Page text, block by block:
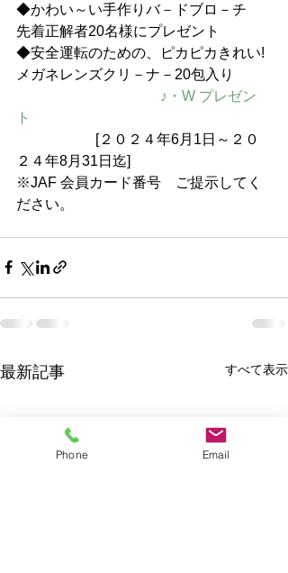
◆かわい～い手作りバ－ドブロ－チ
先着正解者20名様にプレゼント
◆安全運転のための、ピカピカきれい!
メガネレンズクリ－ナ－20包入り
♪・W プレゼン
ト
[２０２４年6月1日～２０
２４年8月31日迄]
※JAF 会員カード番号　ご提示してく
ださい。
最新記事 すべて表示
Phone Email